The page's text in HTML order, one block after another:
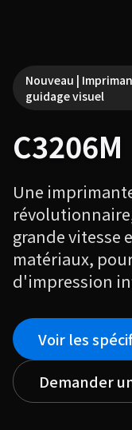
Nouveau |
guidage visuel
C3206M
Une
grande vitesse
matériaux,
d'impression
Voir les
Demander